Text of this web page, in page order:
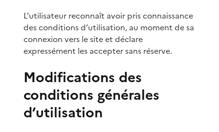
L’utilisateur reconnaît avoir pris connaissance
des conditions d’utilisation, au moment de sa
connexion vers le site et déclare
expressément les accepter sans réserve.
Modifications des
conditions générales
d’utilisation